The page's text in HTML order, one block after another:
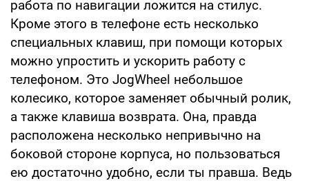
работа по навигации ложится на стилус.
Кроме этого в телефоне есть несколько
специальных клавиш, при помощи которых
можно упростить и ускорить работу с
телефоном. Это JogWheel небольшое
колесико, которое заменяет обычный ролик,
а также клавиша возврата. Она, правда
расположена несколько непривычно на
боковой стороне корпуса, но пользоваться
ею достаточно удобно, если ты правша. Ведь